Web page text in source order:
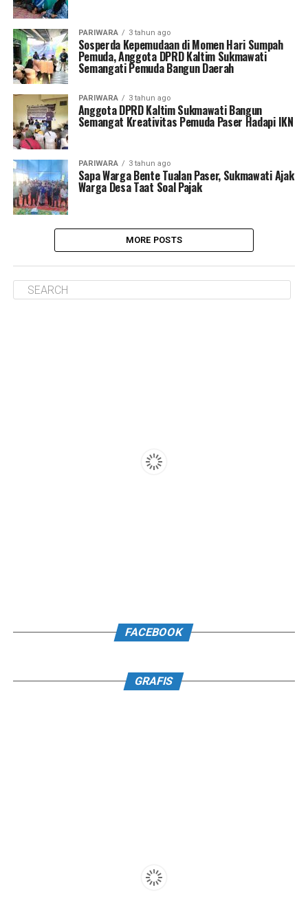
PARIWARA 3 tahun ago
Sosperda Kepemudaan di Momen Hari Sumpah
Pemuda, Anggota DPRD Kaltim Sukmawati
Semangati Pemuda Bangun Daerah
PARIWARA 3 tahun ago
Anggota DPRD Kaltim Sukmawati Bangun
Semangat Kreativitas Pemuda Paser Hadapi IKN
PARIWARA 3 tahun ago
Sapa Warga Bente Tualan Paser, Sukmawati Ajak
Warga Desa Taat Soal Pajak
MORE POSTS
FACEBOOK
GRAFIS